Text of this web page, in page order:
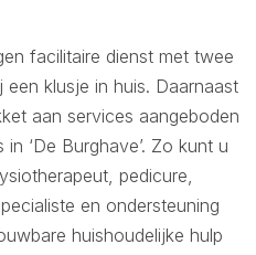
facilitaire dienst met twee
een klusje in huis. Daarnaast
aan services aangeboden
‘De Burghave’. Zo kunt u
pedicure,
en ondersteuning
huishoudelijke hulp